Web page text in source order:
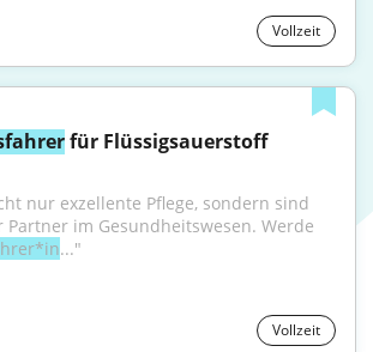
Vollzeit
für Flüssigsauerstoff
nur exzellente Pflege, sondern sind
..."
Vollzeit